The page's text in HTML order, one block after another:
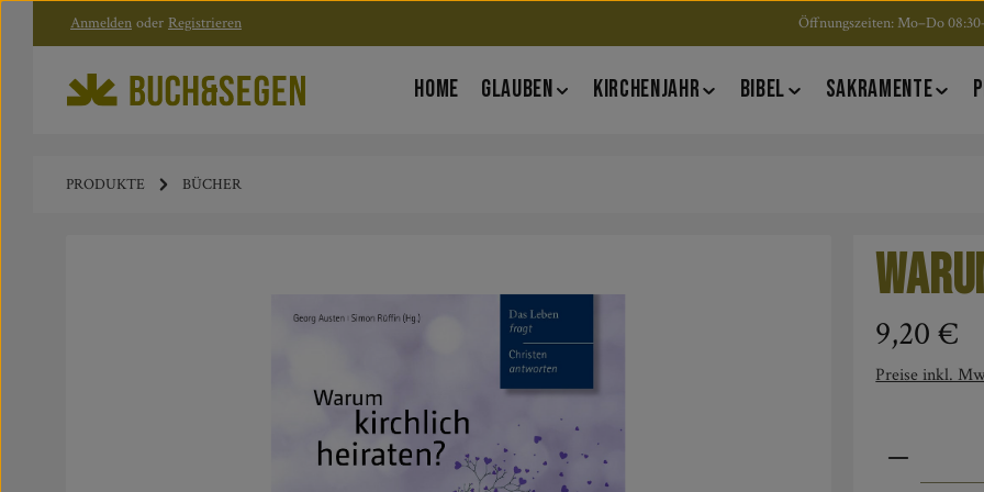
Zum Hauptinhalt springen
Zur Hauptnavigation springen
Anmelden oder Registrieren Öffnungszeiten: Mo–Do
HOME GLAUBEN KIRCHENJAHR BIBEL SAKRAMENTE
PRODUKTE BÜCHER
Regulärer
9,20 €
Preise inkl.
Produkt